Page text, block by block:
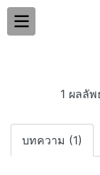
1 ผลลั
บทความ (1)